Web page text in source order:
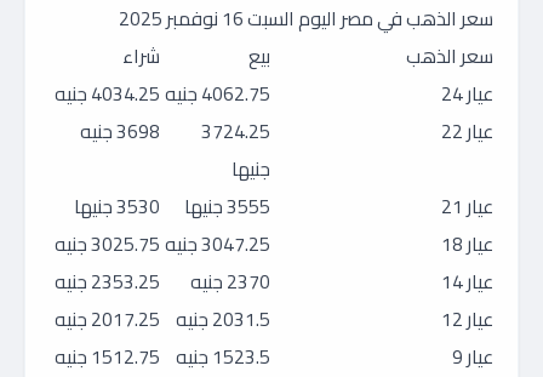
سعر الذهب في مصر اليوم السبت 16 نوفمبر 2025
سعر الذهب
بيع
شراء
عيار 24
4062.75 جنيه
4034.25 جنيه
عيار 22
3724.25
جنيها
3698 جنيه
عيار 21 3555 جنيها
3530 جنيها
عيار 18
3047.25 جنيه
3025.75 جنيه
عيار 14
2370 جنيه
2353.25 جنيه
عيار 12
2031.5 جنيه
2017.25 جنيه
عيار 9
1523.5 جنيه 1512.75 جنيه